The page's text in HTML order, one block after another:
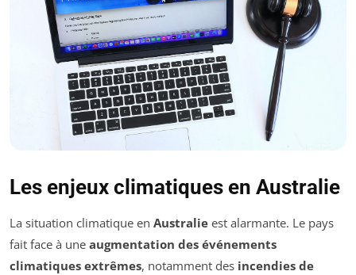
Les enjeux climatiques en Australie
La situation climatique en Australie est alarmante. Le pays
fait face à une augmentation des événements
climatiques extrêmes, notamment des incendies de